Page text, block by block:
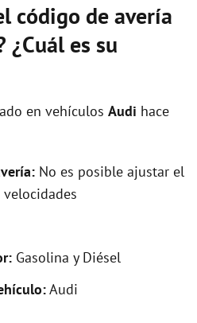
código de avería
¿Cuál es su
en vehículos Audi hace
No es posible ajustar el
Gasolina y Diésel
Audi